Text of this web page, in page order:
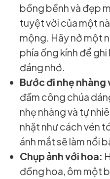
bồng bềnh và đẹp
tuyệt vời của một
mộng. Hãy nở một
phía ống kính để
đáng nhớ.
Bước đi nhẹ nhàng
đầm công chúa
nhẹ nhàng và tự
nhặt như cách vén
ánh mắt sẽ làm nổi
Chụp ảnh với hoa:
đồng hoa, ôm một